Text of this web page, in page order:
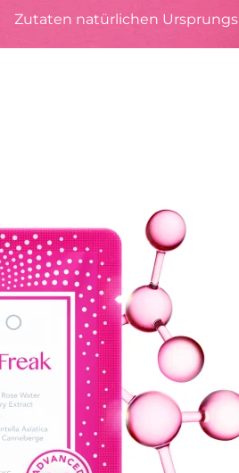
Zutaten natürlichen Ursprungs